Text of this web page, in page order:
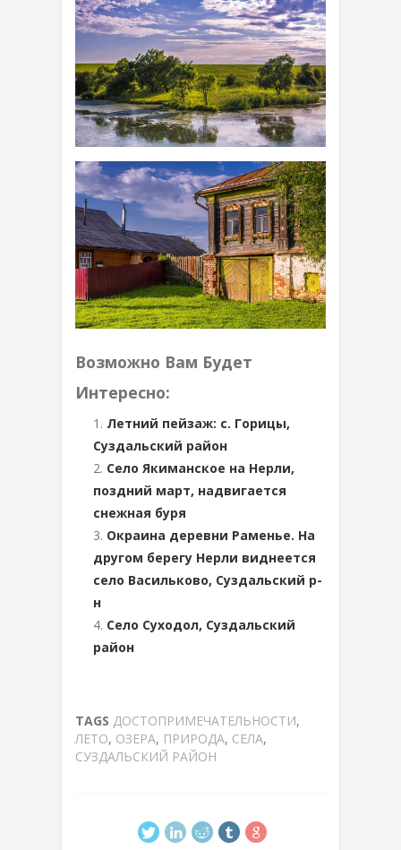
Возможно Вам Будет
Интересно:
Летний пейзаж: с. Горицы,
Суздальский район
Село Якиманское на Нерли,
поздний март, надвигается
снежная буря
Окраина деревни Раменье. На
другом берегу Нерли виднеется
село Васильково, Суздальский р-
н
Село Суходол, Суздальский
район
TAGS ДОСТОПРИМЕЧАТЕЛЬНОСТИ,
ЛЕТО, ОЗЕРА, ПРИРОДА, СЕЛА,
СУЗДАЛЬСКИЙ РАЙОН